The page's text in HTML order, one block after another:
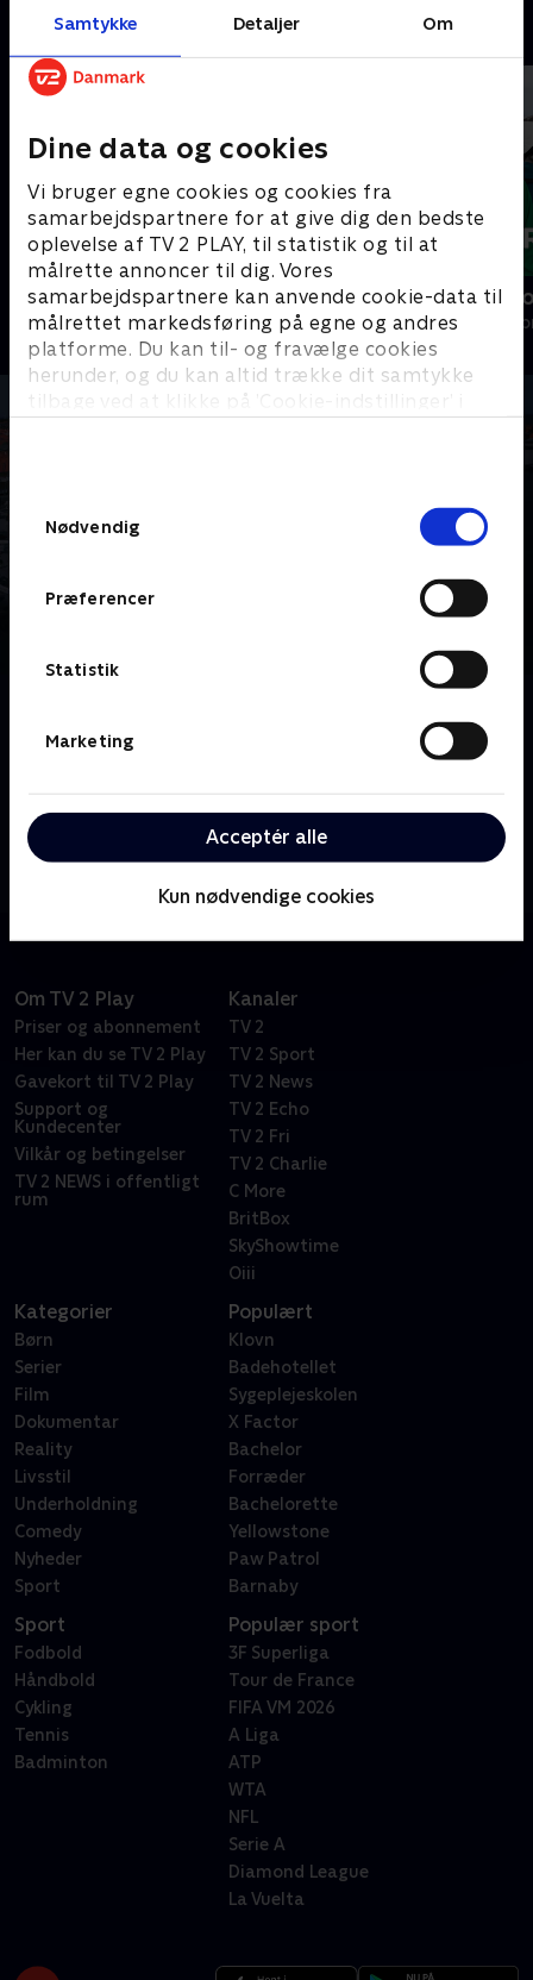
Samtykke Detaljer Om
Dine data og cookies
Vi bruger egne cookies og cookies fra
samarbejdspartnere for at give dig den bedste
oplevelse af TV 2 PLAY, til statistik og til at
målrette annoncer til dig. Vores
samarbejdspartnere kan anvende cookie-data til
målrettet markedsføring på egne og andres
platforme. Du kan til- og fravælge cookies
herunder, og du kan altid trække dit samtykke
tilbage ved at klikke på ’Cookie-indstillinger’ i
Nødvendig
Præferencer
Statistik
Marketing
Acceptér alle
Kun nødvendige cookies
Andre så også
Petra slukker strømmen
Livsstil • 1 sæsoner
Kurs mod
Livsstil • 1
Han er kendt som Kvotekongen, Skagen-fisker
Henning Kjeldsen. Hans personlige fortælling om det
rigeste fisker. Om retssagerne, der bragte ham på
forsiden af alle landets medier. Og ikke mindst
oplevelsescenter og motormuseum, der bygges lige
nu midt på havnefronten i Skagen.
Om TV 2 Play
Priser og abonnement
Her kan du se TV 2 Play
Gavekort til TV 2 Play
Support og
Kundecenter
Vilkår og betingelser
TV 2 NEWS i offentligt
rum
Kanaler
TV 2
TV 2 Sport
TV 2 News
TV 2 Echo
TV 2 Fri
TV 2 Charlie
C More
BritBox
SkyShowtime
Oiii
Kategorier
Børn
Serier
Film
Dokumentar
Reality
Livsstil
Underholdning
Comedy
Nyheder
Sport
Populært
Klovn
Badehotellet
Sygeplejeskolen
X Factor
Bachelor
Forræder
Bachelorette
Yellowstone
Paw Patrol
Barnaby
Sport
Fodbold
Håndbold
Cykling
Tennis
Badminton
Populær sport
3F Superliga
Tour de France
FIFA VM 2026
A Liga
ATP
WTA
NFL
Serie A
Diamond League
La Vuelta